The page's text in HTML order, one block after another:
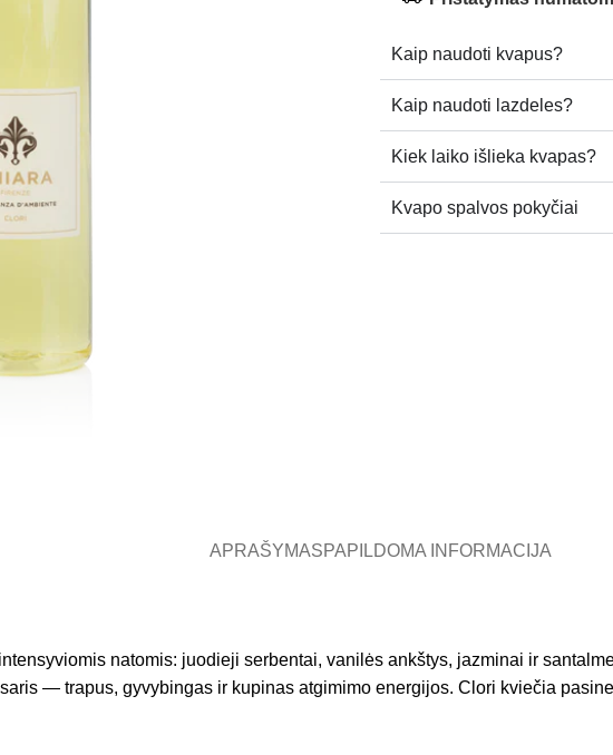
Kaip naudoti kvapus?
Kaip naudoti lazdeles?
Kiek laiko išlieka kvapas?
Kvapo spalvos pokyčiai
APRAŠYMASPAPILDOMA INFORMACIJA
natomis: juodieji serbentai, vanilės ankštys, jazminai ir
— trapus, gyvybingas ir kupinas atgimimo energijos. Clori kviečia